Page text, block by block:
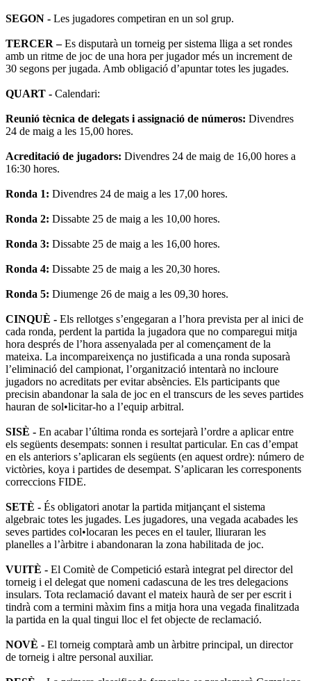
SEGON - Les jugadores competiran en un sol grup.
TERCER –Es disputarà un torneig per sistema lliga a set rondes
amb un ritme de joc de una hora per jugador més un increment de
30 segons per jugada. Amb obligació d’apuntar totes les jugades.
QUART - Calendari:
Reunió tècnica de delegats i assignació de números: Divendres
24 de maig a les 15,00 hores.
Acreditació de jugadors: Divendres 24 de maig de 16,00 hores a
16:30 hores.
Ronda 1: Divendres 24 de maig a les 17,00 hores.
Ronda 2: Dissabte 25 de maig a les 10,00 hores.
Ronda 3: Dissabte 25 de maig a les 16,00 hores.
Ronda 4: Dissabte 25 de maig a les 20,30 hores.
Ronda 5: Diumenge 26 de maig a les 09,30 hores.
CINQUÈ - Els rellotges s’engegaran a l’hora prevista per al inici de
cada ronda, perdent la partida la jugadora que no comparegui mitja
hora després de l’hora assenyalada per al començament de la
mateixa. La incompareixença no justificada a una ronda suposarà
l’eliminació del campionat, l’organització intentarà no incloure
jugadors no acreditats per evitar absències. Els participants que
precisin abandonar la sala de joc en el transcurs de les seves partides
hauran de sol•licitar-ho a l’equip arbitral.
SISÈ - En acabar l’última ronda es sortejarà l’ordre a aplicar entre
els següents desempats: sonnen i resultat particular. En cas d’empat
en els anteriors s’aplicaran els següents (en aquest ordre): número de
victòries, koya i partides de desempat. S’aplicaran les corresponents
correccions FIDE.
SETÈ - És obligatori anotar la partida mitjançant el sistema
algebraic totes les jugades. Les jugadores, una vegada acabades les
seves partides col•locaran les peces en el tauler, lliuraran les
planelles a l’àrbitre i abandonaran la zona habilitada de joc.
VUITÈ - El Comitè de Competició estarà integrat pel director del
torneig i el delegat que nomeni cadascuna de les tres delegacions
insulars. Tota reclamació davant el mateix haurà de ser per escrit i
tindrà com a termini màxim fins a mitja hora una vegada finalitzada
la partida en la qual tingui lloc el fet objecte de reclamació.
NOVÈ - El torneig comptarà amb un àrbitre principal, un director
de torneig i altre personal auxiliar.